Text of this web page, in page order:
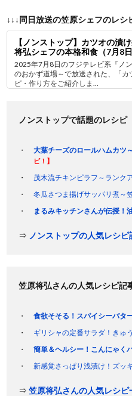
↓↓↓同日放送の笠原シェフのレシ
【ノンストップ】カツオの漬
将弘シェフの本格和食（7月8日
2025年7月8日のフジテレビ系『ノ
のおかず道場～で放送された、「カ
ピ・作り方をご紹介しま...
ノンストップで話題のレシピ
大葉チーズのロールハムカツ
ピ！】
茂木流チキンピラフ～ランク
冬瓜さつま揚げサッパリ煮～
まるみキッチンさんが伝授！
⇒ ノンストップの人気レシ
笠原将弘さんの人気レシピ記
食欲そそる！スパイシーバタ
ギリシャの定番サラダ！きゅ
簡単＆ヘルシー！こんにゃく
新感覚さっぱり浅漬け！ズッ
⇒笠原将弘さんの人気レシピ